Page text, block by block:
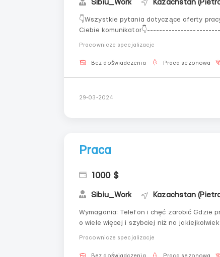
Sibiu_Work Kazachstan
👇Wszystkie pytania dotyczące oferty
Ciebie
Pracownicze specjalizacje
Bez doświadczenia Praca sezonowa
29-03-2024
Praca
1000 $
Sibiu_Work Kazachstan
Wymagania: Telefon i chęć zarobić Gdzie pracować? W mieście Warunki pracy: Tutaj możesz zarobić
o wiele więcej i szybciej niż na jakiejkolwiek innej pracy Kontakty do
Pracownicze specjalizacje
Bez doświadczenia Praca sezonowa